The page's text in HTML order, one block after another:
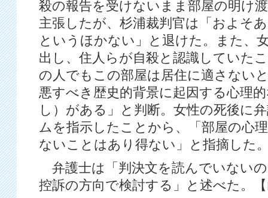
殺の報告を受けないまま部屋の明け
主張したが、杉浦裁判官は「およそ
というほかない」と退けた。また、
出し、住人らが自殺と認識していた
の人でもこの部屋は居住に適さない
悪すべき歴史的背景に起因する心理
し）がある」と判断。女性の死後に
ムを指示したことから、「部屋の心
ないことはあり得ない」と指摘した
弁護士は「判決文を読んでいない
控訴の方向で検討する」と述べた。